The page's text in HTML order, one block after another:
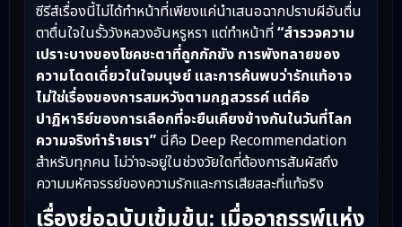
ซีรีส์เรื่องนี้ไม่ได้ทำหน้าที่เพียงแค่นำเสนอฉากปราบผีอันตื่น
ตาตื่นใจในรั้ววังหลวงอันหรูหรา แต่ทำหน้าที่“สำรวจความ
เปราะบางของโชคชะตาที่ถูกกักขัง การพังทลายของ
ความโดดเดี่ยวในใจมนุษย์ และการค้นพบว่ารักแท้อาจ
ไม่ใช่เรื่องของการสมหวังตามกฎสวรรค์ แต่คือ
ปาฏิหาริย์ของการเลือกที่จะยืนเคียงข้างกันในวันที่โลก
ความจริงทำร้ายเรา” นี่คือ Deep Recommendation
สำหรับทุกคน ไม่ว่าจะอยู่ในช่วงวัยใดที่ต้องการสัมผัสถึง
ความมหัศจรรย์ของความรักและการเสียสละที่แท้จริง
เรื่องย่อฉบับเข้มข้น: เมื่ออาถรรพ์แห่ง